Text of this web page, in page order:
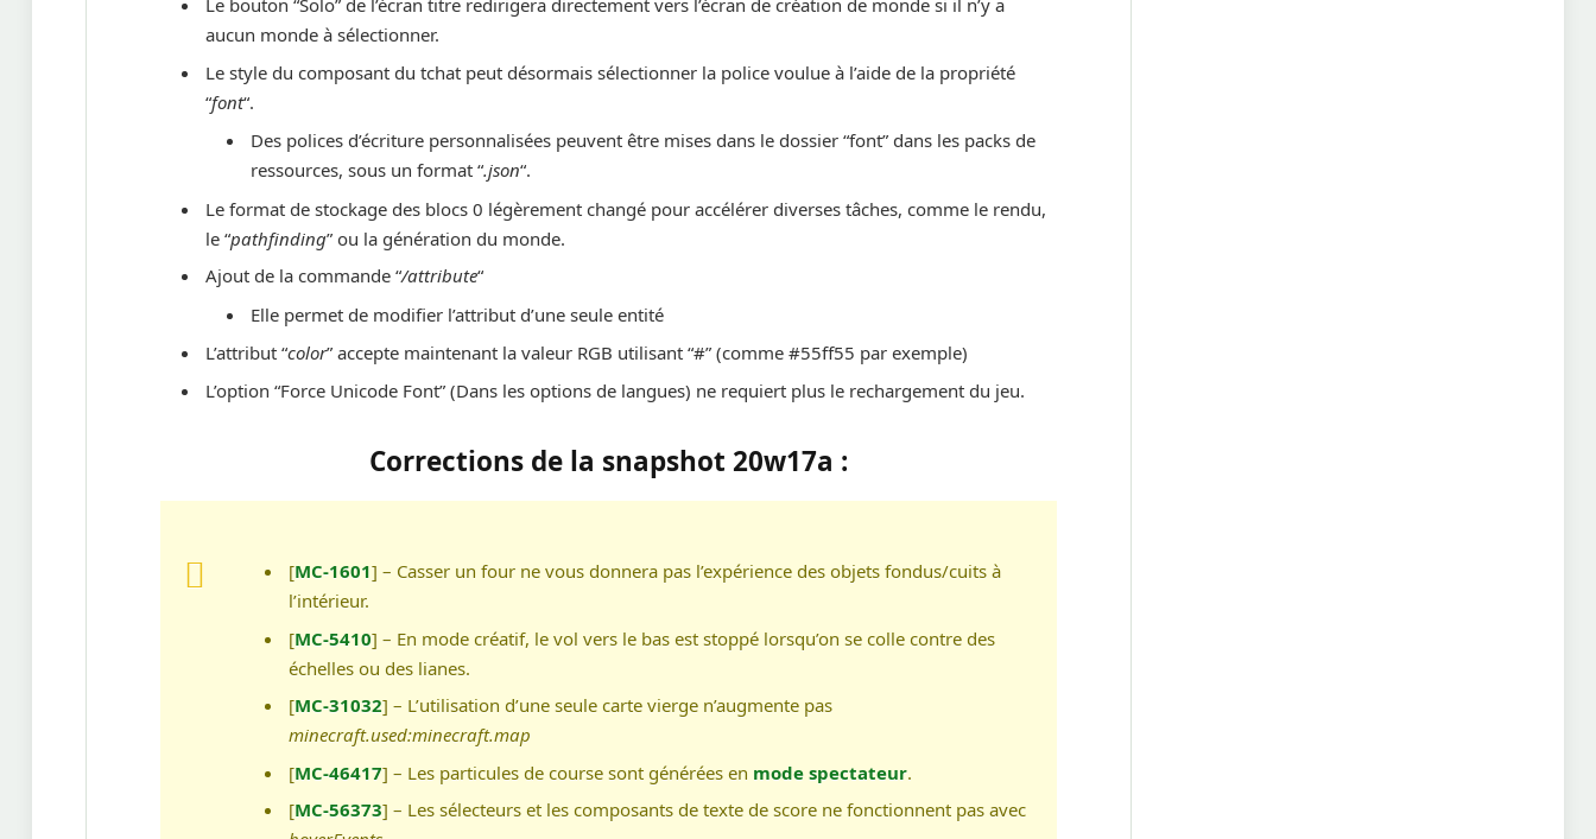
aucun monde à sélectionner.
Le style du composant du tchat peut désormais sélectionner la police voulue à l’aide de la propriété
“font“.
Des polices d’écriture personnalisées peuvent être mises dans le dossier “font” dans les packs de
ressources, sous un format “.json“.
Le format de stockage des blocs 0 légèrement changé pour accélérer diverses tâches, comme le rendu,
le “pathfinding” ou la génération du monde.
Ajout de la commande “/attribute“
Elle permet de modifier l’attribut d’une seule entité
L’attribut “color” accepte maintenant la valeur RGB utilisant “#” (comme #55ff55 par exemple)
L’option “Force Unicode Font” (Dans les options de langues) ne requiert plus le rechargement du jeu.
Corrections de la snapshot 20w17a :
[MC-1601] – Casser un four ne vous donnera pas l’expérience des objets fondus/cuits à
l’intérieur.
[MC-5410] – En mode créatif, le vol vers le bas est stoppé lorsqu’on se colle contre des
échelles ou des lianes.
[MC-31032] – L’utilisation d’une seule carte vierge n’augmente pas
minecraft.used:minecraft.map
[MC-46417] – Les particules de course sont générées en mode spectateur.
[MC-56373] – Les sélecteurs et les composants de texte de score ne fonctionnent pas avec